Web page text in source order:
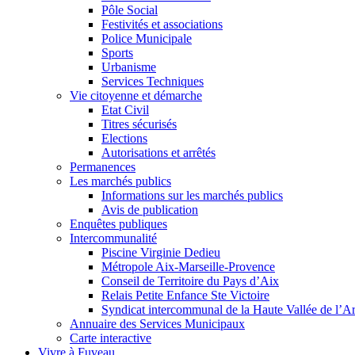
Pôle Social
Festivités et associations
Police Municipale
Sports
Urbanisme
Services Techniques
Vie citoyenne et démarche
Etat Civil
Titres sécurisés
Elections
Autorisations et arrêtés
Permanences
Les marchés publics
Informations sur les marchés publics
Avis de publication
Enquêtes publiques
Intercommunalité
Piscine Virginie Dedieu
Métropole Aix-Marseille-Provence
Conseil de Territoire du Pays d’Aix
Relais Petite Enfance Ste Victoire
Syndicat intercommunal de la Haute Vallée de
Annuaire des Services Municipaux
Carte interactive
Vivre à Fuveau